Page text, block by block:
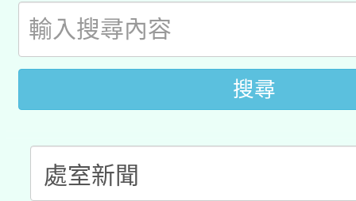
動」
開 智慧啟航」
搜尋